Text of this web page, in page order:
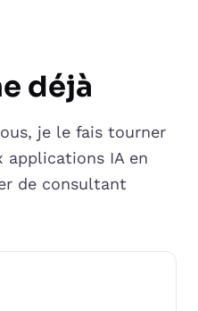
déjà
je le fais tourner
applications IA en
de consultant